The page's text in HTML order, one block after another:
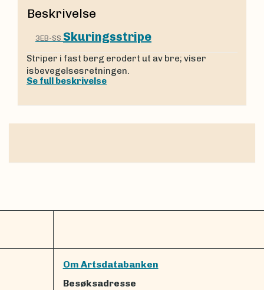
Beskrivelse
3EB-SS Skuringsstripe
Striper i fast berg ero­dert ut av bre; viser
isbevegelsesretningen.
Se full beskrivelse
Om Artsdatabanken
Besøksadresse